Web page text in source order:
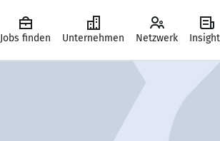
Jobs finden Unternehmen Netzwerk